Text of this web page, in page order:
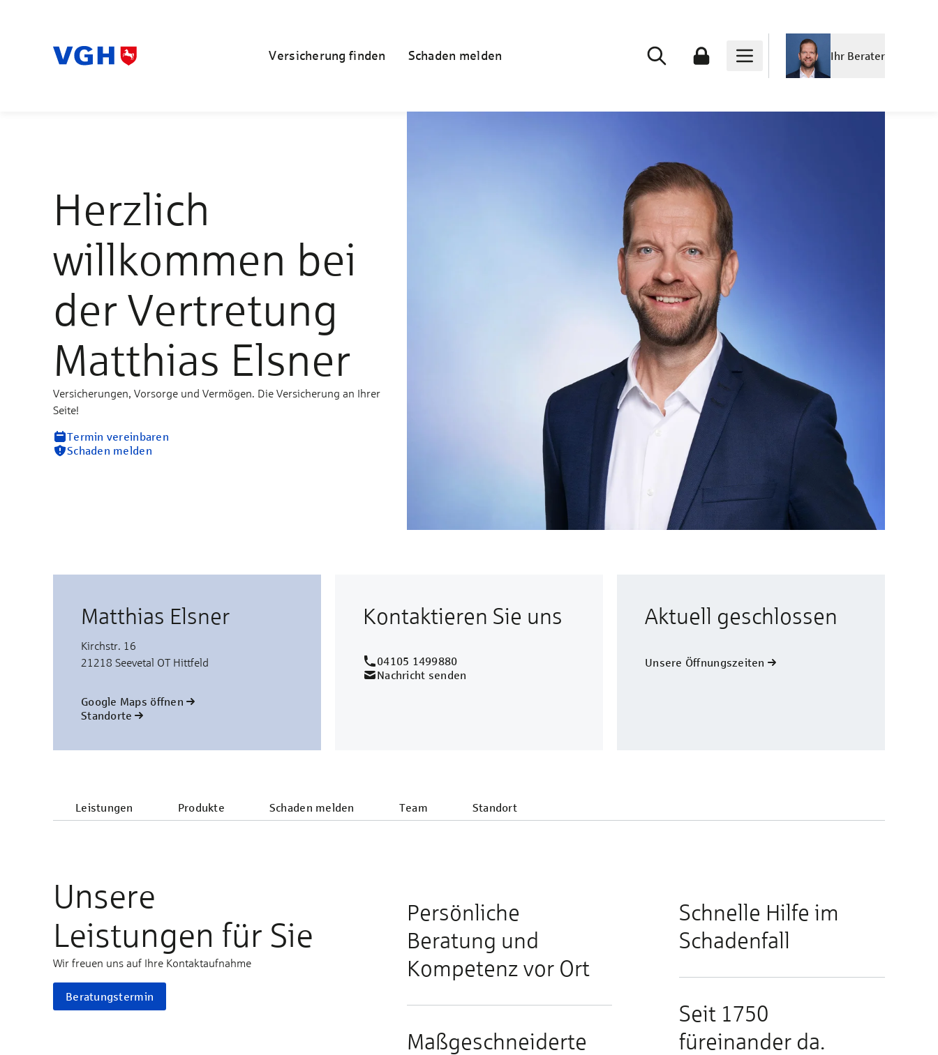
Versicherung finden Schaden melden Ihr Berater
Herzlich
willkommen bei
der Vertretung
Matthias Elsner
Versicherungen, Vorsorge und Vermögen. Die Versicherung an Ihrer
Seite!
Termin vereinbaren
Schaden melden
Matthias Elsner
Kirchstr. 16
21218 Seevetal OT Hittfeld
Google Maps öffnen
Standorte
Kontaktieren Sie uns
04105 1499880
Nachricht senden
Aktuell geschlossen
Unsere Öffnungszeiten
Leistungen Produkte Schaden melden Team Standort
Unsere
Leistungen für Sie
Wir freuen uns auf Ihre Kontaktaufnahme
Beratungstermin
Persönliche
Beratung und
Kompetenz vor Ort
Maßgeschneiderte
Schnelle Hilfe im
Schadenfall
Seit 1750
füreinander da.